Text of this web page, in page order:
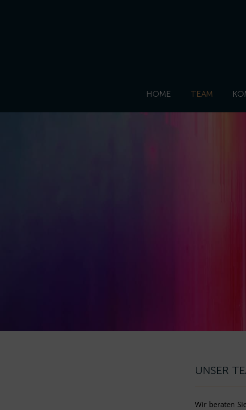
HOME TEAM
UNSER
Wir beraten